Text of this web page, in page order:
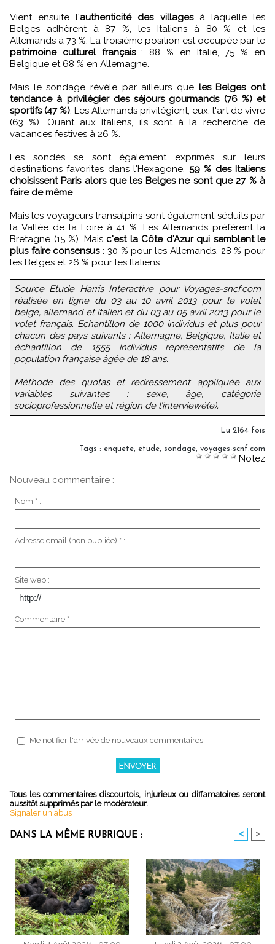
Vient ensuite l'authenticité des villagesà laquelle les
Belges adhèrent à 87 %, les Italiens à 80 % et les
Allemands à 73 %. La troisième position est occupée par le
patrimoine culturel français: 88 % en Italie, 75 % en
Belgique et 68 % en Allemagne.
Mais le sondage révèle par ailleurs que les Belges ont
tendance à privilégier des séjours gourmands (76 %) et
sportifs (47 %) . Les Allemands privilégient, eux, l'art de vivre
(63 %). Quant aux Italiens, ils sont à la recherche de
vacances festives à 26 %.
Les sondés se sont également exprimés sur leurs
destinations favorites dans l'Hexagone. 59 % des Italiens
choisissent Paris alors que les Belges ne sont que 27 % à
faire de même.
Mais les voyageurs transalpins sont également séduits par
la Vallée de la Loire à 41 %. Les Allemands préfèrent la
Bretagne (15 %). Mais c'est la Côte d'Azur qui semblent le
plus faire consensus: 30 % pour les Allemands, 28 % pour
les Belges et 26 % pour les Italiens.
Source Etude Harris Interactive pour Voyages-sncf.com
réalisée en ligne du 03 au 10 avril 2013 pour le volet
belge, allemand et italien et du 03 au 05 avril 2013 pour le
volet français. Echantillon de 1000 individus et plus pour
chacun des pays suivants : Allemagne, Belgique, Italie et
échantillon de 1555 individus représentatifs de la
population française âgée de 18 ans.
Méthode des quotas et redressement appliquée aux
variables suivantes : sexe, âge, catégorie
socioprofessionnelle et région de l’interviewé(e).
Lu 2164 fois
Tags : enquete etude sondage voyages-scnf.com
Notez
Nouveau commentaire :
Nom * :
Adresse email (non publiée) * :
Site web :
Commentaire * :
Me notifier l'arrivée de nouveaux commentaires
Tous les commentaires discourtois, injurieux ou diffamatoires seront
aussitôt supprimés par le modérateur.
Signaler un abus
DANS LA MÊME RUBRIQUE : < >